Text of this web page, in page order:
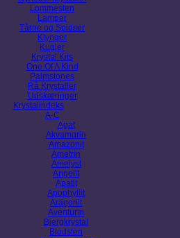
Lommesten
Lamper
Tårne og Spidser
Klynger
Kugler
Krystal Kits
One Of A Kind
Palmstones
Rå Krystaller
Udskæringer
Krystalindeks
A-C
Agat
Akvamarin
Amazonit
Ametrin
Ametyst
Angelit
Apatit
Apophyllit
Aragonit
Aventurin
Bjergkrystal
Blodsten